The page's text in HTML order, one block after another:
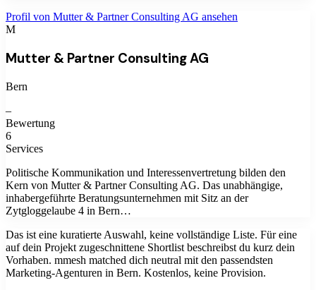
Profil von Mutter & Partner Consulting AG ansehen
M
Mutter & Partner Consulting AG
Bern
–
Bewertung
6
Services
Politische Kommunikation und Interessenvertretung bilden den
Kern von Mutter & Partner Consulting AG. Das unabhängige,
inhabergeführte Beratungsunternehmen mit Sitz an der
Zytgloggelaube 4 in Bern…
Das ist eine kuratierte Auswahl, keine vollständige Liste. Für eine
auf dein Projekt zugeschnittene Shortlist beschreibst du kurz dein
Vorhaben. mmesh matched dich neutral mit den passendsten
Marketing-Agenturen in Bern. Kostenlos, keine Provision.